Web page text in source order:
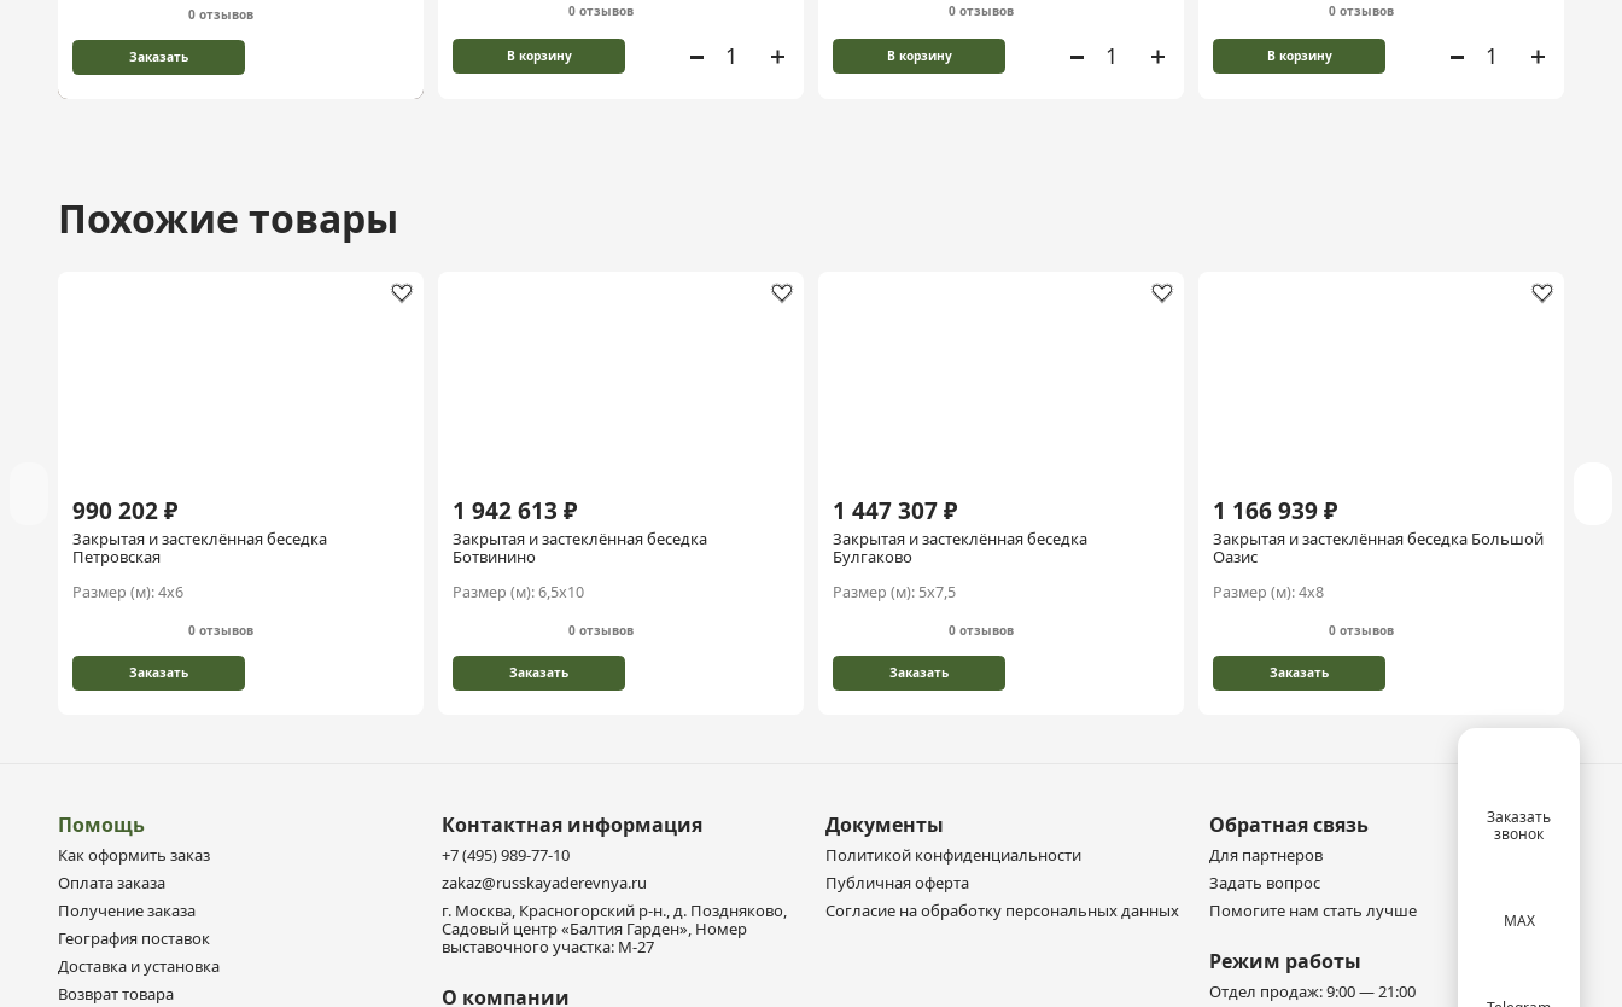
0 отзывов
Заказать
0 отзывов
В корзину
0 отзывов
В корзину
0 отзывов
В корзину
Похожие товары
990 202 ₽
Закрытая и застеклённая беседка
Петровская
Размер (м):4х6
0 отзывов
Заказать
1 942 613 ₽
Закрытая и застеклённая беседка
Ботвинино
Размер (м):6,5х10
0 отзывов
Заказать
1 447 307 ₽
Закрытая и застеклённая беседка
Булгаково
Размер (м): 5х7,5
0 отзывов
Заказать
1 166 939 ₽
Закрытая и застеклённая беседка Большой
Оазис
Размер (м):4х8
0 отзывов
Заказать
Помощь
Как оформить заказ
Оплата заказа
Получение заказа
География поставок
Доставка и установка
Возврат товара
Контактная информация
+7 (495) 989-77-10
zakaz@russkayaderevnya.ru
г. Москва, Красногорский р-н., д. Поздняково,
Садовый центр «Балтия Гарден», Номер
выставочного участка: М-27
О компании
Документы
Политикой конфиденциальности
Публичная оферта
Согласие на обработку персональных данных
Обратная связь
Для партнеров
Задать вопрос
Помогите нам стать лучше
Режим работы
Отдел продаж: 9:00 — 21:00
Заказать
звонок
MAX